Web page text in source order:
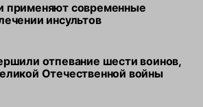
применяют современные
инсультов
отпевание шести воинов,
Отечественной войны